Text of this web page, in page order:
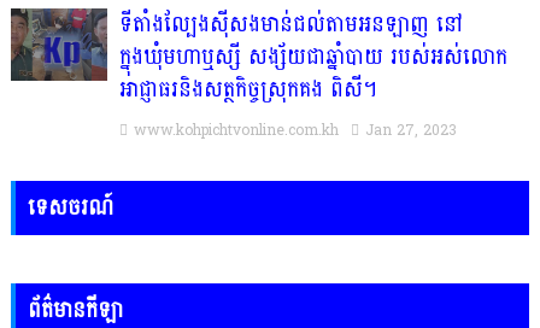
ទីតាំងល្បែងស៊ីសងមាន់ជល់តាមអនឡាញ នៅ
ក្នុងឃុំមហាឬស្សី សង្ស័យជាឆ្នាំបាយ របស់អស់លោក
អាជ្ញាធរនិងសត្ថកិច្ចស្រុកគង ពិសី។
www.kohpichtvonline.com.kh Jan 27, 2023
ទេសចរណ៍
ព័ត៌មានកីឡា